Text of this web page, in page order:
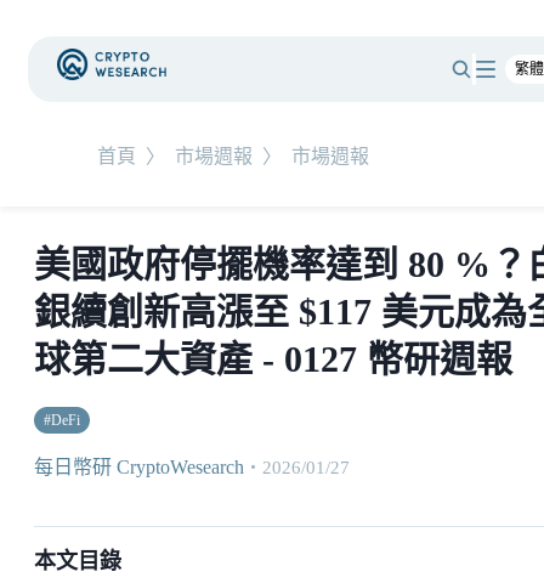
首頁 〉 市場週報 〉 市場週報
美國政府停擺機率達到 80 %？
銀續創新高漲至 $117 美元成為
球第二大資產 - 0127 幣研週報
#DeFi
每日幣研 CryptoWesearch ・ 2026/01/27
本文目錄